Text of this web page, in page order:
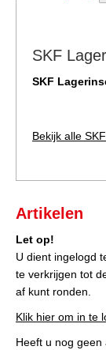
SKF
SKF
Bekijk alle
Artikelen
Let op!
U dient ingelogd
te verkrijgen tot
af kunt ronden.
Klik hier om in te
Heeft u nog geen